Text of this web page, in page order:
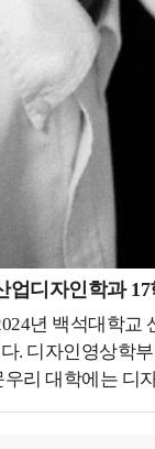
업디자인학과
년 백석대학교
. 디자인영상학
리 대학에는 디
있는 하이 피델